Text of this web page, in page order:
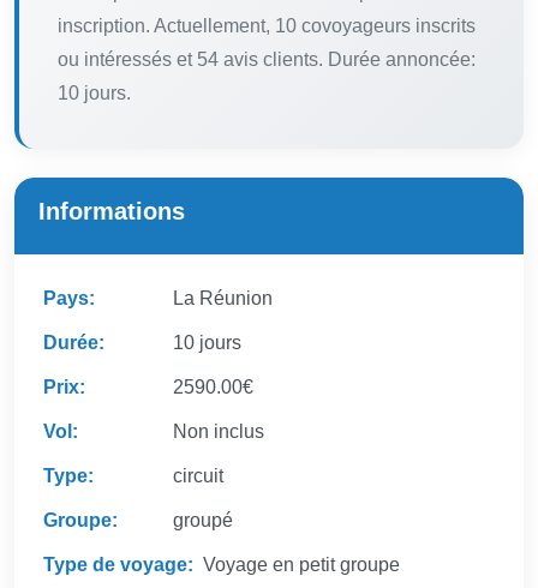
inscription. Actuellement, 10 covoyageurs inscrits
ou intéressés et 54 avis clients. Durée annoncée:
10 jours.
Informations
Pays: La Réunion
Durée: 10 jours
Prix: 2590.00€
Vol: Non inclus
Type: circuit
Groupe: groupé
Type de voyage: Voyage en petit groupe